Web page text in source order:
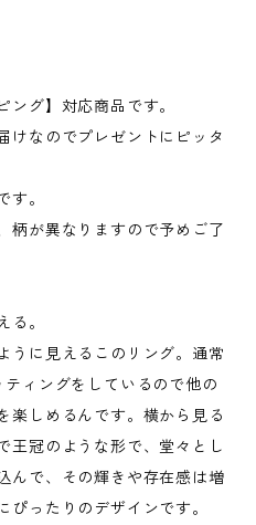
ング】対応商品です。
けなのでプレゼントにピッタ
。
柄が異なりますので予めご了
。
うに見えるこのリング。通常
ィングをしているので他の
楽しめるんです。横から見る
王冠のような形で、堂々とし
んで、その輝きや存在感は増
ったりのデザインです。